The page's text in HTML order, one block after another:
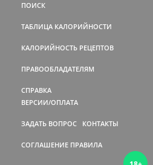
ПОИСК
ТАБЛИЦА КАЛОРИЙНОСТИ
КАЛОРИЙНОСТЬ РЕЦЕПТОВ
ПРАВООБЛАДАТЕЛЯМ
СПРАВКА
ВЕРСИИ/ОПЛАТА
ЗАДАТЬ ВОПРОС КОНТАКТЫ
СОГЛАШЕНИЕ ПРАВИЛА